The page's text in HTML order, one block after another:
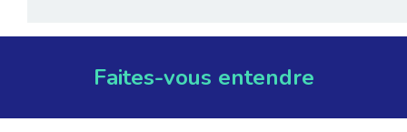
Faites-vous entendre